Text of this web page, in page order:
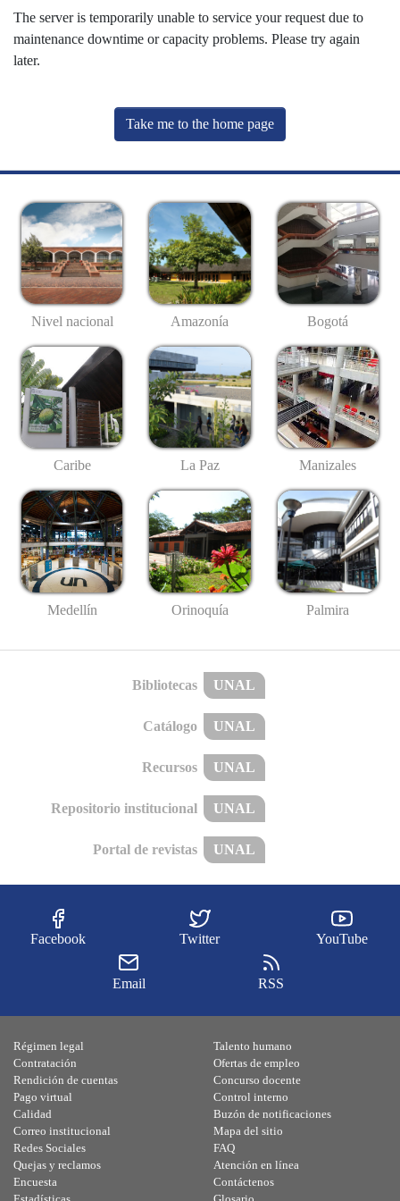
The server is temporarily unable to service your request due to
maintenance downtime or capacity problems. Please try again
later.
Take me to the home page
Nivel nacional Amazonía Bogotá
Caribe La Paz Manizales
Medellín Orinoquía Palmira
Bibliotecas UNAL
Catálogo UNAL
Recursos UNAL
Repositorio institucional UNAL
Portal de revistas UNAL
Facebook Twitter YouTube
Email RSS
Régimen legal
Contratación
Rendición de cuentas
Pago virtual
Calidad
Talento humano
Ofertas de empleo
Concurso docente
Control interno
Buzón de notificaciones
Correo institucional
Redes Sociales
Quejas y reclamos
Encuesta
Mapa del sitio
FAQ
Atención en línea
Contáctenos